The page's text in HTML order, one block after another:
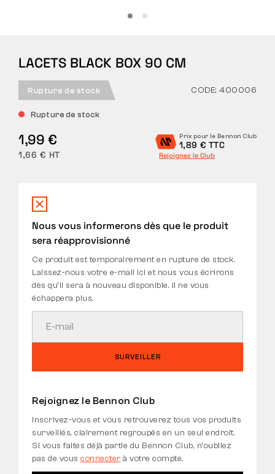
À PROPOS DE NOUS
ARTICLES
LABORATOIRE BENNON
MAGASIN AVEC BISTROT
LACETS BLACK BOX 90 CM
Rupture de stock CODE: 400006
Rupture de stock
1,99 €
1,66 € HT
Prix pour le Bennon Club
1,89 € TTC
Rejoignez le Club
Nous vous informerons dès que le produit
sera réapprovisionné
Ce produit est temporairement en rupture de stock.
Laissez-nous votre e-mail ici et nous vous écrirons
dès qu’il sera à nouveau disponible. Il ne vous
échappera plus.
SURVEILLER
Rejoignez le Bennon Club
Inscrivez-vous et vous retrouverez tous vos produits
surveillés, clairement regroupés en un seul endroit.
Si vous faites déjà partie du Bennon Club, n’oubliez
pas de vous connecter à votre compte.